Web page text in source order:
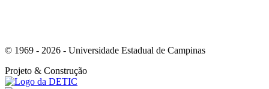
© 1969 - 2026 - Universidade Estadual de Campinas
Projeto & Construção